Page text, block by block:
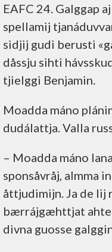
EAFC 24. Galggap
spellamij
sidjij gudi berusti
dåssju sihti
tjielggi Benjamin.
Moadda máno
dudálattja. Valla
– Moadda máno
sponsåvråj, almma
åttjudimijn. Ja de lij
bærrájgæhttjat ahte
divna guosse